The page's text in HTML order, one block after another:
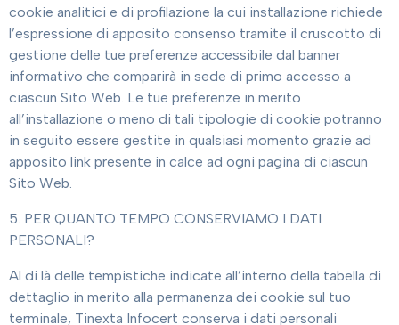
cookie analitici e di profilazione la cui installazione richiede
l’espressione di apposito consenso tramite il cruscotto di
gestione delle tue preferenze accessibile dal banner
informativo che comparirà in sede di primo accesso a
ciascun Sito Web. Le tue preferenze in merito
all’installazione o meno di tali tipologie di cookie potranno
in seguito essere gestite in qualsiasi momento grazie ad
apposito link presente in calce ad ogni pagina di ciascun
Sito Web.
5. PER QUANTO TEMPO CONSERVIAMO I DATI
PERSONALI?
Al di là delle tempistiche indicate all’interno della tabella di
dettaglio in merito alla permanenza dei cookie sul tuo
terminale, Tinexta Infocert conserva i dati personali